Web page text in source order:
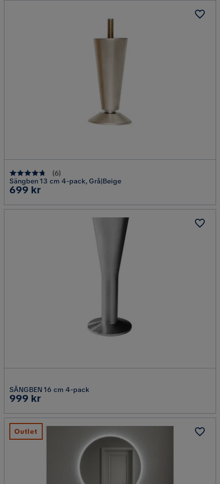
(6)
Sängben 13 cm 4-pack, Grå|Beige
Pris
699 kr
SÄNGBEN 16 cm 4-pack
Pris
999 kr
Outlet